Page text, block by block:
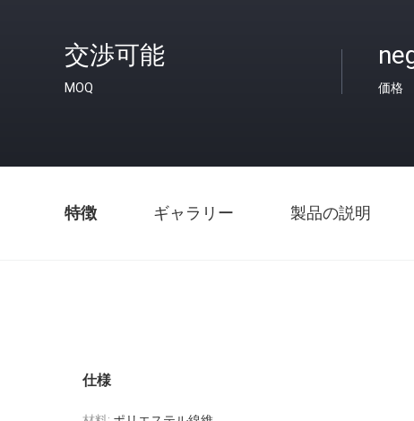
交渉可能
MOQ 価格
特徴 ギャラリー 製品の説明
仕様